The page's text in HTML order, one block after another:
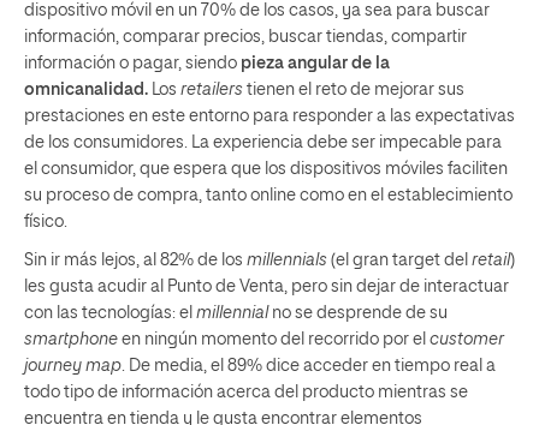
dispositivo móvil en un 70% de los casos, ya sea para buscar
información, comparar precios, buscar tiendas, compartir
información o pagar, siendo pieza angular de la
omnicanalidad. Los retailers tienen el reto de mejorar sus
prestaciones en este entorno para responder a las expectativas
de los consumidores. La experiencia debe ser impecable para
el consumidor, que espera que los dispositivos móviles faciliten
su proceso de compra, tanto online como en el establecimiento
físico.
Sin ir más lejos, al 82% de los millennials (el gran target del retail)
les gusta acudir al Punto de Venta, pero sin dejar de interactuar
con las tecnologías: el millennialno se desprende de su
smartphone en ningún momento del recorrido por el customer
journey map . De media, el 89% dice acceder en tiempo real a
todo tipo de información acerca del producto mientras se
encuentra en tienda y le gusta encontrar elementos